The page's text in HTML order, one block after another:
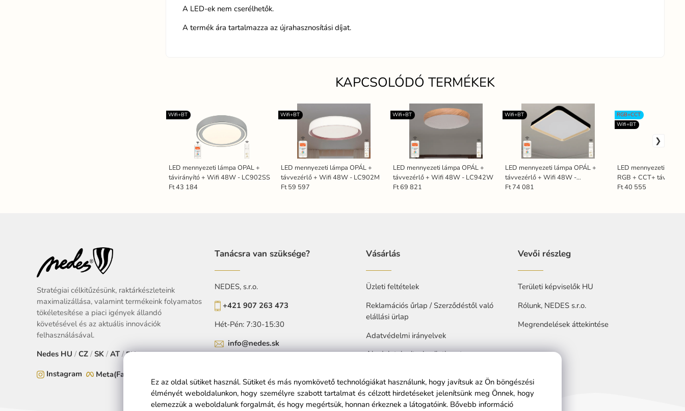
A LED-ek nem cserélhetők.
A termék ára tartalmazza az újrahasznosítási díjat.
KAPCSOLÓDÓ TERMÉKEK
LED mennyezeti lámpa OPAL +
távirányító + Wifi 48W - LC902SS
Wifi+BT
Ft 43 184
LED mennyezeti lámpa OPÁL +
távvezérlő + Wifi 48W - LC902M
Wifi+BT
Ft 59 597
LED mennyezeti lámpa OPÁL +
távvezérlő + Wifi 48W - LC942W
Wifi+BT
Ft 69 821
LED mennyezeti lámpa OPÁL +
távvezérlő + Wifi 48W -
LC902MB/S
Wifi+BT
Ft 74 081
LED mennyezeti
RGB + CCT+
24W - LC951U
RGB+CCT
Wifi+BT
Ft 40 555
Stratégiai célkitűzésünk, raktárkészleteink
maximalizállása, valamint termékeink folyamatos
tökéletesítése a piaci igények állandó
követésével és az aktuális innovációk
felhasználásával.
Nedes HU /CZ /SK / AT/EU
Instagram
Meta(Facebook)
Tanácsra van szüksége?
NEDES, s.r.o.
+421 907 263 473
Hét-Pén: 7:30-15:30
info@nedes.sk
Vásárlás
Üzleti feltételek
Reklamációs űrlap / Szerződéstől való
elállási ürlap
Adatvédelmi irányelvek
Akadalytalanitasi nyilatkozat
Vevői részleg
Területi képviselők HU
Rólunk, NEDES s.r.o.
Megrendelések áttekintése
Ez az oldal sütiket használ. Sütiket és más nyomkövető technológiákat használunk, hogy javítsuk az Ön böngészési
élményét weboldalunkon, hogy személyre szabott tartalmat és célzott hirdetéseket jelenítsünk meg Önnek, hogy
elemezzük a weboldalunk forgalmát, és hogy megértsük, honnan érkeznek a látogatóink. Bővebb információ